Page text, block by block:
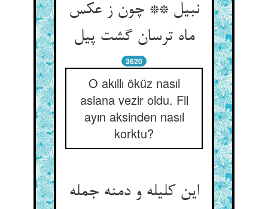
نبیل ** چون ز عکس
ماه ترسان گشت پیل‏
3620
O akıllı öküz nasıl
aslana vezir oldu. Fil
ayın aksinden nasıl
korktu?
این کلیله و دمنه جمله